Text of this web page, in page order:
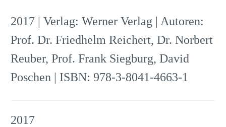
2017 | Verlag: Werner Verlag | Autoren:
Prof. Dr. Friedhelm Reichert, Dr. Norbert
Reuber, Prof. Frank Siegburg, David
Poschen | ISBN: 978-3-8041-4663-1
2017